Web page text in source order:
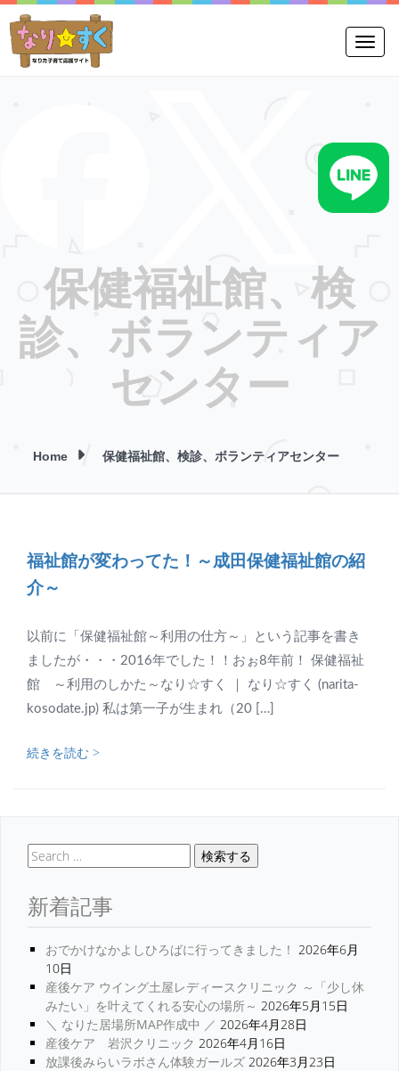
保健福祉館、検
診、ボランティア
センター
Home 保健福祉館、検診、ボランティアセンター
福祉館が変わってた！～成田保健福祉館の紹
介～
以前に「保健福祉館～利用の仕方～」という記事を書き
ましたが・・・2016年でした！！おぉ8年前！ 保健福祉
館 ～利用のしかた～なり☆すく ｜ なり☆すく (narita-
kosodate.jp) 私は第一子が生まれ（20 […]
続きを読む >
検索する
新着記事
おでかけなかよしひろばに行ってきました！ 2026年6月
10日
産後ケア ウイング土屋レディースクリニック ～「少し休
みたい」を叶えてくれる安心の場所～ 2026年5月15日
＼ なりた居場所MAP作成中 ／ 2026年4月28日
産後ケア 岩沢クリニック 2026年4月16日
放課後みらいラボさん体験ガールズ 2026年3月23日